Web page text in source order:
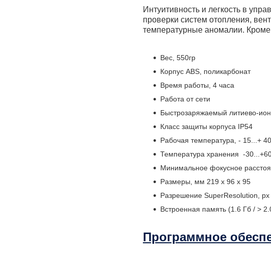
Интуитивность и легкость в
проверки систем отопления,
температурные аномалии. Кроме
Вес, 550гр
Корпус ABS, поликарбонат
Время работы, 4 часа
Работа от сети
Быстрозаряжаемый литиево-
Класс защиты корпуса IP54
Рабочая температура, - 15...+
Температура хранения -
Минимальное фокусное
Размеры, мм 219 x 96 x 95
Разрешение SuperResolution,
Встроенная память (1.6 Гб / >
Программное